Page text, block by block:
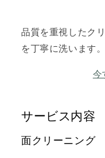
品質を重視したク
を丁寧に洗います。
今
サービス内容
面クリーニング